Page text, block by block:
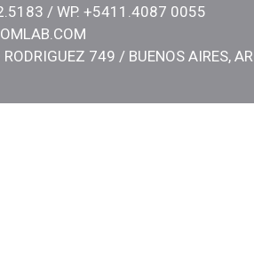
/ WP.+5411.4087 0055
RODRIGUEZ 749 / BUENOS AIRES,